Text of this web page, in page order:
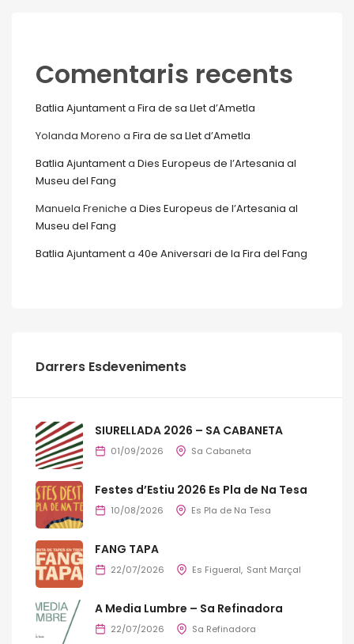
Comentaris recents
Batlia Ajuntamenta Fira de sa Llet d’Ametla
Yolanda Moreno a Fira de sa Llet d’Ametla
Batlia Ajuntamenta Dies Europeus de l’Artesania al
Museu del Fang
Manuela Freniche a Dies Europeus de l’Artesania al
Museu del Fang
Batlia Ajuntamenta 40e Aniversari de la Fira del Fang
Darrers Esdeveniments
SIURELLADA 2026 – SA CABANETA
01/09/2026 Sa Cabaneta
Festes d’Estiu 2026 Es Pla de Na Tesa
10/08/2026 Es Pla de Na Tesa
FANG TAPA
22/07/2026 Es Figueral Sant Marçal
A Media Lumbre – Sa Refinadora
22/07/2026 Sa Refinadora